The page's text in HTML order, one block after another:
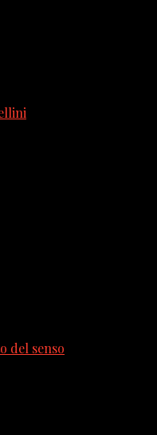
del senso